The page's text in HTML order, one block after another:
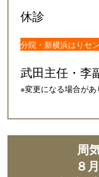
休診
分院・新横浜はりセ
武田主任・李
※変更になる場合があ
周
８月